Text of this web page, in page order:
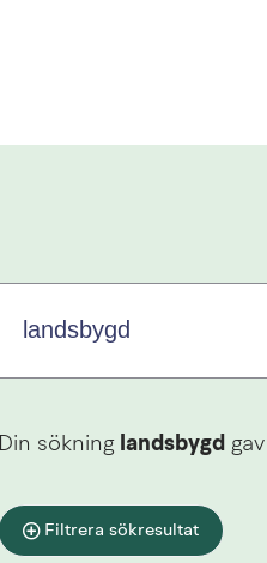
Din sökning landsbygd gav
Filtrera sökresultat